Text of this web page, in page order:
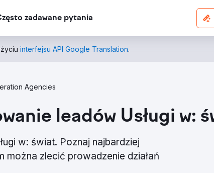
zadawane pytania
interfejsu API Google Translation.
Agencies
leadów Usługi w:
w: świat. Poznaj najbardziej
zlecić prowadzenie działań